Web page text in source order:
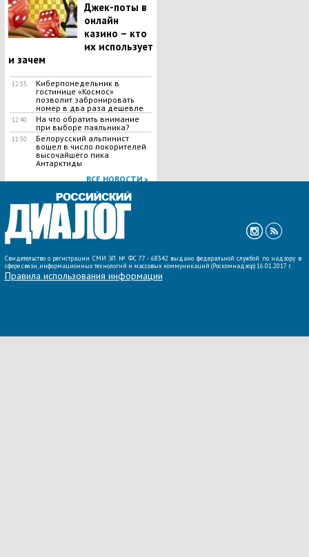
Джек-поты в
онлайн
казино – кто
их использует
и зачем
12:55
Киберпонедельник в
гостинице «Космос»
позволит забронировать
номер в два раза дешевле
12:40
На что обратить внимание
при выборе паяльника?
11:50
Белорусский альпинист
вошел в число покорителей
высочайшего пика
Антарктиды
ВСЕ НОВОСТИ »
Свидетельство о регистрации СМИ ЭЛ № ФС 77 - 68342 выдано федеральной службой по надзору в
сфере связи, информационных технологий и массовых коммуникаций (Роскомнадзор) 16.01.2017 г.
Правила использования информации